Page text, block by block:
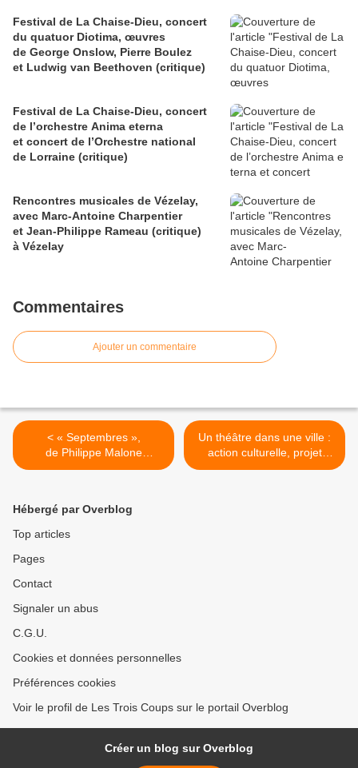
Festival de La Chaise-Dieu, concert
du quatuor Diotima, œuvres
de George Onslow, Pierre Boulez
et Ludwig van Beethoven (critique)
Festival de La Chaise-Dieu, concert
de l’orchestre Anima eterna
et concert de l’Orchestre national
de Lorraine (critique)
Rencontres musicales de Vézelay,
avec Marc-Antoine Charpentier
et Jean-Philippe Rameau (critique)
à Vézelay
Commentaires
Ajouter un commentaire
< « Septembres »,
de Philippe Malone
(critique), Salon du théâtre
Un théâtre dans une ville :
action culturelle, projet
social ? (reportage), Salon
Hébergé par Overblog
Top articles
Pages
Contact
Signaler un abus
C.G.U.
Cookies et données personnelles
Préférences cookies
Voir le profil de Les Trois Coups sur le portail Overblog
Créer un blog sur Overblog